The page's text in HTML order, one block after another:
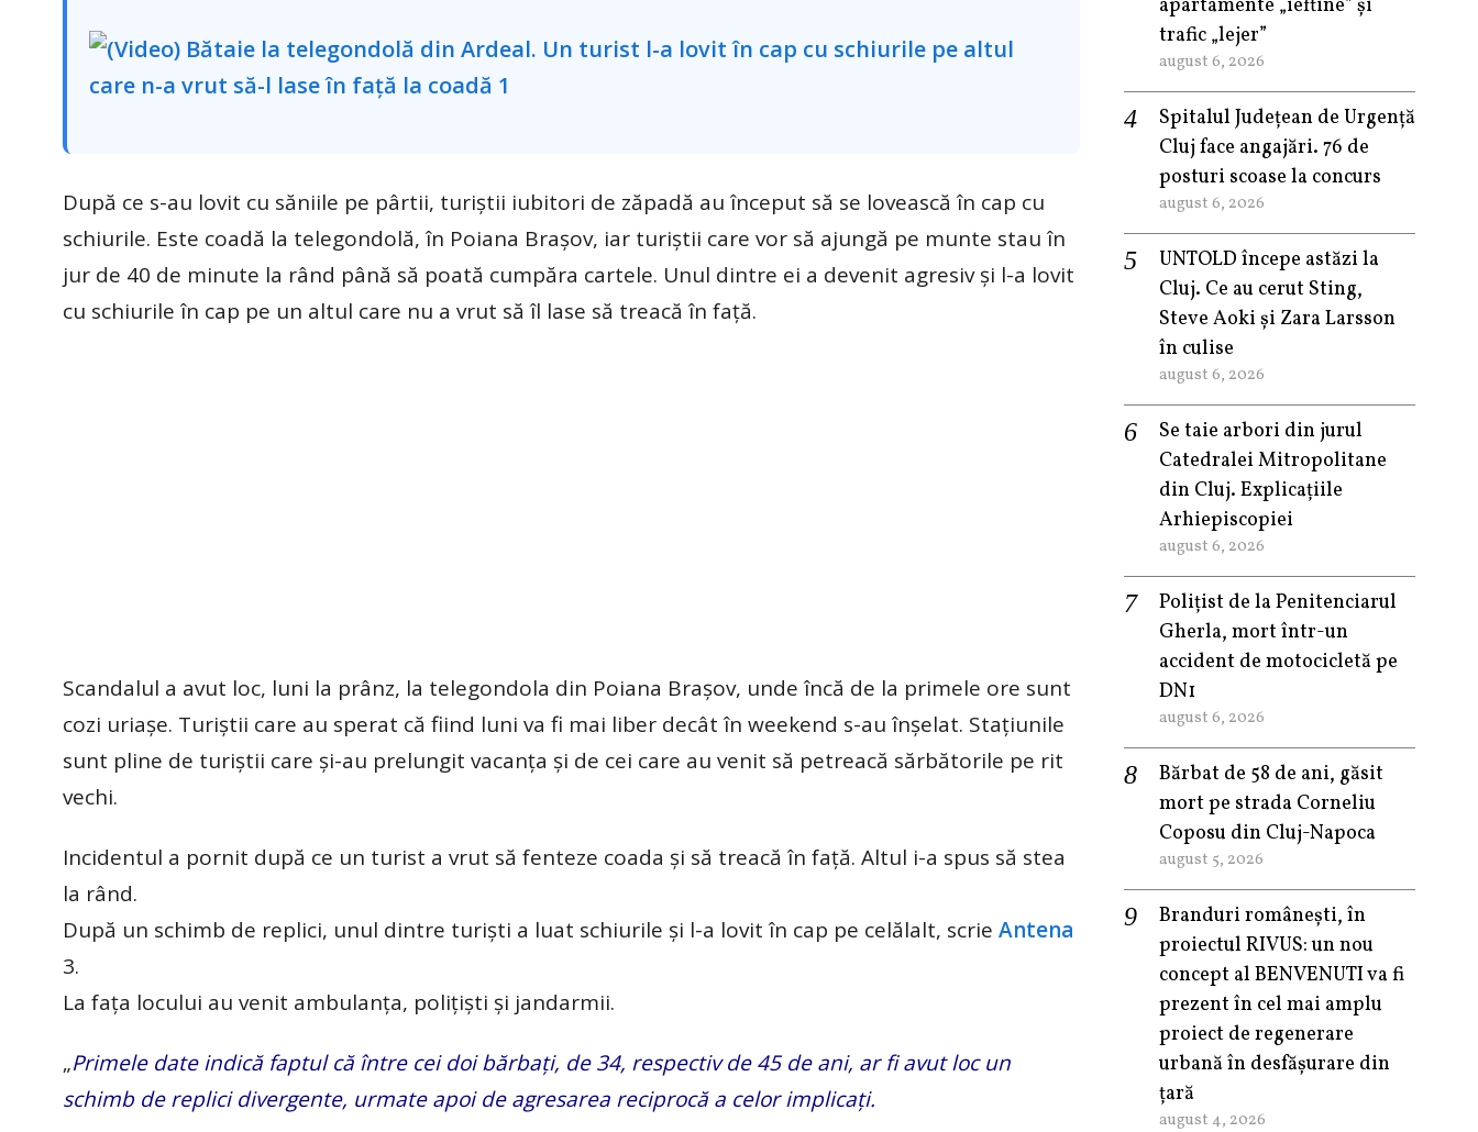
După ce s-au lovit cu săniile pe pârtii, turiștii iubitori de zăpadă au început să se lovească în cap cu
schiurile. Este coadă la telegondolă, în Poiana Brașov, iar turiștii care vor să ajungă pe munte stau în
jur de 40 de minute la rând până să poată cumpăra cartele. Unul dintre ei a devenit agresiv și l-a lovit
cu schiurile în cap pe un altul care nu a vrut să îl lase să treacă în față.
Scandalul a avut loc, luni la prânz, la telegondola din Poiana Brașov, unde încă de la primele ore sunt
cozi uriașe. Turiștii care au sperat că fiind luni va fi mai liber decât în weekend s-au înșelat. Stațiunile
sunt pline de turiștii care și-au prelungit vacanța și de cei care au venit să petreacă sărbătorile pe rit
vechi.
Incidentul a pornit după ce un turist a vrut să fenteze coada și să treacă în față. Altul i-a spus să stea
la rând.
După un schimb de replici, unul dintre turiști a luat schiurile și l-a lovit în cap pe celălalt, scrie Antena
3.
La fața locului au venit ambulanța, polițiști și jandarmii.
„Primele date indică faptul că între cei doi bărbați, de 34, respectiv de 45 de ani, ar fi avut loc un
schimb de replici divergente, urmate apoi de agresarea reciprocă a celor implicați.
apartamente „ieftine” și
trafic „lejer”
august 6, 2026
Spitalul Județean de Urgență
Cluj face angajări. 76 de
posturi scoase la concurs
august 6, 2026
UNTOLD începe astăzi la
Cluj. Ce au cerut Sting,
Steve Aoki și Zara Larsson
în culise
august 6, 2026
Se taie arbori din jurul
Catedralei Mitropolitane
din Cluj. Explicațiile
Arhiepiscopiei
august 6, 2026
Polițist de la Penitenciarul
Gherla, mort într-un
accident de motocicletă pe
DN1
august 6, 2026
Bărbat de 58 de ani, găsit
mort pe strada Corneliu
Coposu din Cluj-Napoca
august 5, 2026
Branduri românești, în
proiectul RIVUS: un nou
concept al BENVENUTI va fi
prezent în cel mai amplu
proiect de regenerare
urbană în desfășurare din
țară
august 4, 2026